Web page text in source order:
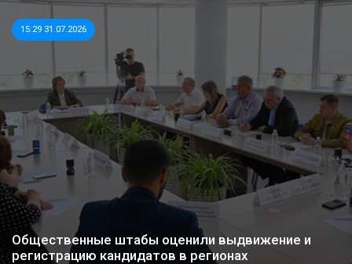
15:29 31.07.2026
Общественные штабы оценили выдвижение и
регистрацию кандидатов в регионах